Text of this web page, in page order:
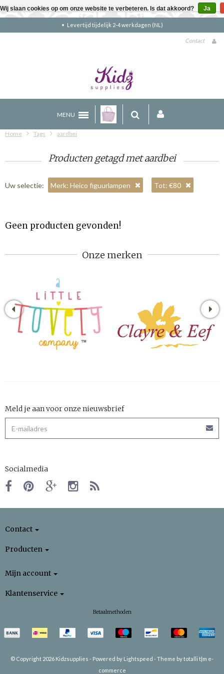
Levertijd tijdelijk 2-4 werkdagen (NL)
Contact
MENU
Home Tags aardbei
Producten getagd met aardbei
Uw selectie: Merk: Heico figuurlampen Tot: €80
Geen producten gevonden!
Onze merken
Meld je aan voor onze nieuwsbrief
Socialmedia
Contact
Producten
Mijn account
Klantenservice
Betaalmethoden
© Copyright 2026 Kidzsupplies - Powered by Lightspeed -Theme by totalli t|m e-
commerce
Wij slaan cookies op om onze website te verbeteren. Is dat akkoord? Ja